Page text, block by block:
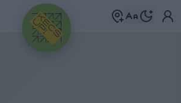
HIRDETÉS